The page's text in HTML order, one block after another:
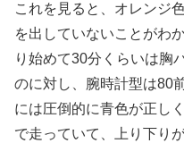
これを見ると、オレンジ
を出していないことがわ
り始めて30分くらいは胸
のに対し、腕時計型は80
には圧倒的に青色が正し
で走っていて、上り下り